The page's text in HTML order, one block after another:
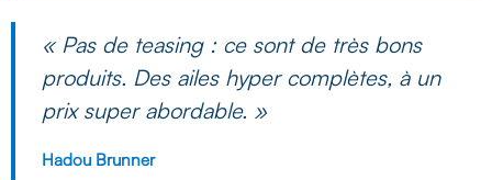
« Pas de teasing : ce sont de très bons
produits. Des ailes hyper complètes, à un
prix super abordable. »
Hadou Brunner